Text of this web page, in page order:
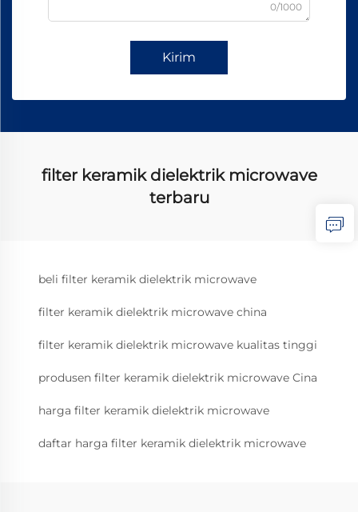
0/1000
Kirim
filter keramik dielektrik microwave
terbaru
beli filter keramik dielektrik microwave
filter keramik dielektrik microwave china
filter keramik dielektrik microwave kualitas tinggi
produsen filter keramik dielektrik microwave Cina
harga filter keramik dielektrik microwave
daftar harga filter keramik dielektrik microwave